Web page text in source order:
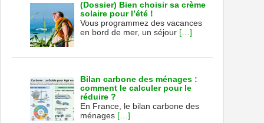
(Dossier) Bien choisir sa crème
solaire pour l’été !
Vous programmez des vacances
en bord de mer, un séjour […]
Bilan carbone des ménages :
comment le calculer pour le
réduire ?
En France, le bilan carbone des
ménages […]